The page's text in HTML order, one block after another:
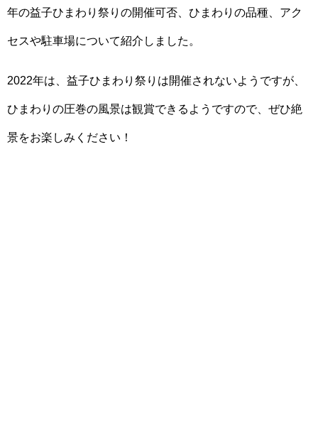
年の益子ひまわり祭りの開催可否、ひまわりの品種、アク
セスや駐車場について紹介しました。
2022年は、益子ひまわり祭りは開催されないようですが、
ひまわりの圧巻の風景は観賞できるようですので、ぜひ絶
景をお楽しみください！